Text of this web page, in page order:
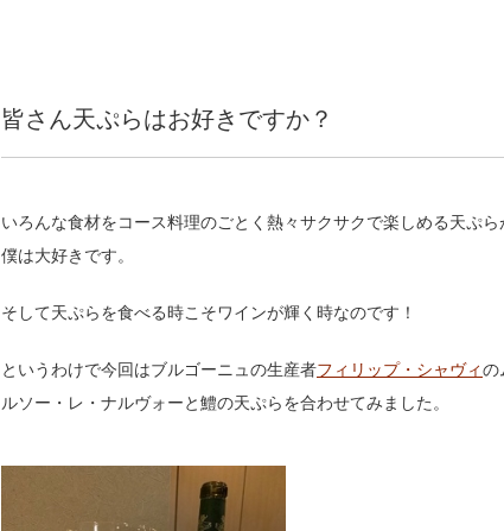
皆さん天ぷらはお好きですか？
いろんな食材をコース料理のごとく熱々サクサクで楽しめる天ぷら
僕は大好きです。
そして天ぷらを食べる時こそワインが輝く時なのです！
というわけで今回はブルゴーニュの生産者フィリップ・シャヴィの
ルソー・レ・ナルヴォーと鱧の天ぷらを合わせてみました。